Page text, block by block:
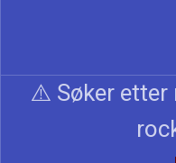
⚠️ Søker etter